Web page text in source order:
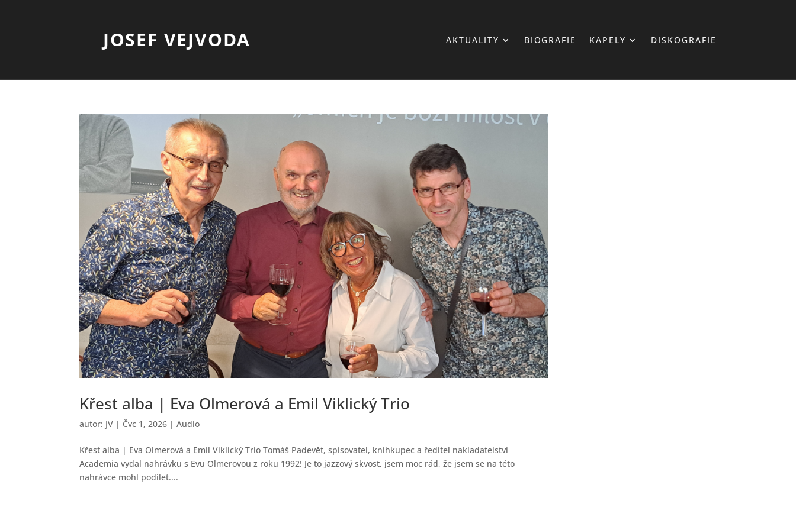
JOSEF VEJVODA AKTUALITY BIOGRAFIE KAPELY DISKOGRAFIE
Křest alba | Eva Olmerová a Emil Viklický Trio
autor: JV | Čvc 1, 2026 |Audio
Křest alba | Eva Olmerová a Emil Viklický Trio Tomáš Padevět, spisovatel, knihkupec a ředitel nakladatelství
Academia vydal nahrávku s Evu Olmerovou z roku 1992! Je to jazzový skvost, jsem moc rád, že jsem se na této
nahrávce mohl podílet....